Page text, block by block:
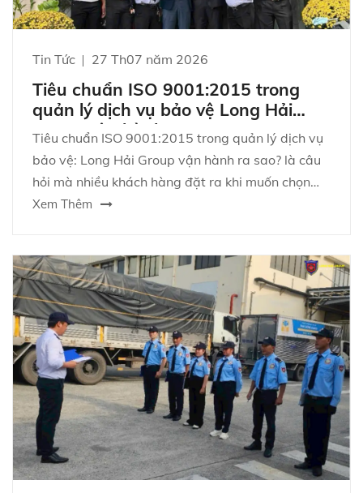
Tin Tức 27 Th07 năm 2026
Tiêu chuẩn ISO 9001:2015 trong
quản lý dịch vụ bảo vệ Long Hải
Group vận hành ra sao?
Tiêu chuẩn ISO 9001:2015 trong quản lý dịch vụ
bảo vệ: Long Hải Group vận hành ra sao? là câu
hỏi mà nhiều khách hàng đặt ra khi muốn chọn
một đơn vị bảo vệ không chỉ làm “đủ việc”, mà còn
gian.
Xem Thêm